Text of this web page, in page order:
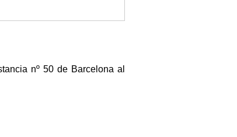
nº 50 de Barcelona al